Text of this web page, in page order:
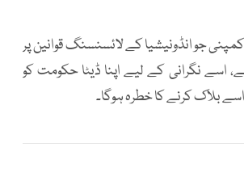
جو انڈونیشیا کے لائسنسنگ قوانین پر
نگرانی کے لیے اپنا ڈیٹا حکومت کو
اسے بلاک کرنے کا خطرہ ہوگا۔